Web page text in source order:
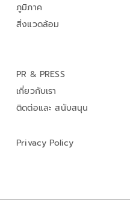
ภูมิภาค
สิ่งแวดล้อม
PR & PRESS
เกี่ยวกับเรา
ติดต่อและ สนับสนุน
Privacy Policy